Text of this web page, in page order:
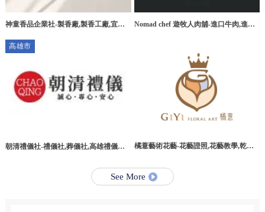
神童香品企業社-製香廠,製香工廠,宜蘭
Nomad chef 遊牧人肉舖-進口牛肉,進口
高雄市
朝清禮儀社-禮儀社,葬儀社,高雄禮儀社,
橘薏藝術花藝-花藝證照,花藝教學,乾燥
See More